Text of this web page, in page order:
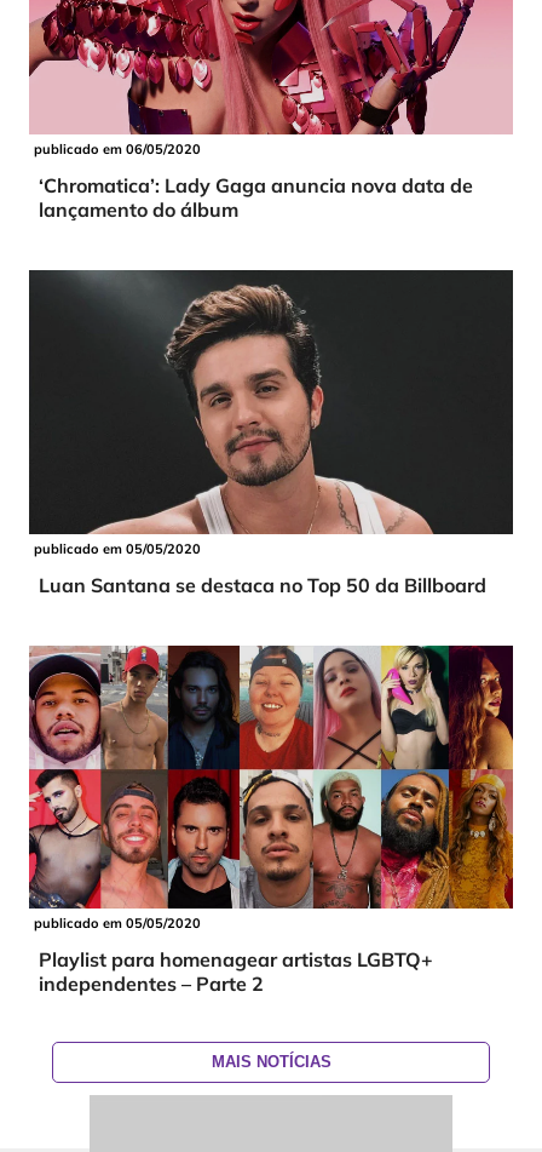
publicado em 06/05/2020
‘Chromatica’: Lady Gaga anuncia nova data de
lançamento do álbum
publicado em 05/05/2020
Luan Santana se destaca no Top 50 da Billboard
publicado em 05/05/2020
Playlist para homenagear artistas LGBTQ+
independentes – Parte 2
MAIS NOTÍCIAS